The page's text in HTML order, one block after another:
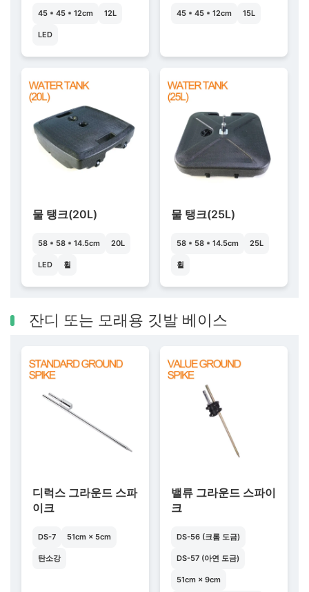
45 * 45 * 12cm 12L
LED
45 * 45 * 12cm 15L
물 탱크(20L)
58 * 58 * 14.5cm 20L
LED 휠
물 탱크(25L)
58 * 58 * 14.5cm 25L
휠
잔디 또는 모래용 깃발 베이스
디럭스 그라운드 스파
이크
DS-7 51cm × 5cm
탄소강
밸류 그라운드 스파이
크
DS-56 (크롬 도금)
DS-57 (아연 도금)
51cm × 9cm